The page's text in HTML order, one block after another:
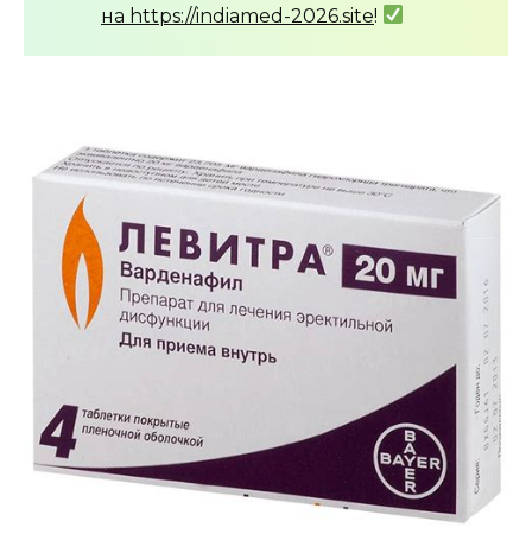
на https://indiamed-2026.site!